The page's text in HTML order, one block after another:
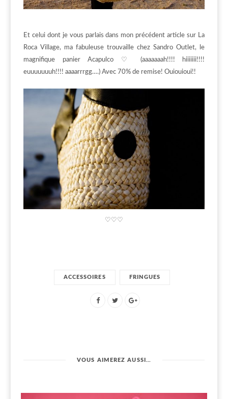
Et celui dont je vous parlais dans mon précédent article sur La
Roca Village, ma fabuleuse trouvaille chez Sandro Outlet, le
magnifique panier Acapulco ♡ (aaaaaaah!!!! hiiiiiii!!!!
euuuuuuuh!!!! aaaarrrgg….) Avec 70% de remise! Ouiouioui!!
♡♡♡
ACCESSOIRES FRINGUES
VOUS AIMEREZ AUSSI…